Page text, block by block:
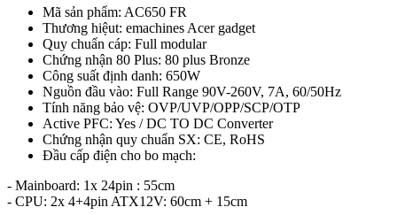
Mã sản phẩm: AC650 FR
Thương hiệut: emachines Acer gadget
Quy chuẩn cáp: Full modular
Chứng nhận 80 Plus: 80 plus Bronze
Công suất định danh: 650W
Nguồn đầu vào: Full Range 90V-260V, 7A, 60/50Hz
Tính năng bảo vệ: OVP/UVP/OPP/SCP/OTP
Active PFC: Yes / DC TO DC Converter
Chứng nhận quy chuẩn SX: CE, RoHS
Đầu cấp điện cho bo mạch:
- Mainboard: 1x 24pin : 55cm
- CPU: 2x 4+4pin ATX12V: 60cm + 15cm